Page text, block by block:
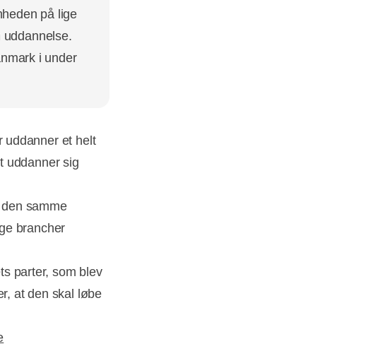
på lige
i under
uddanner et helt
uddanner sig
samme
brancher
parter, som blev
at den skal løbe